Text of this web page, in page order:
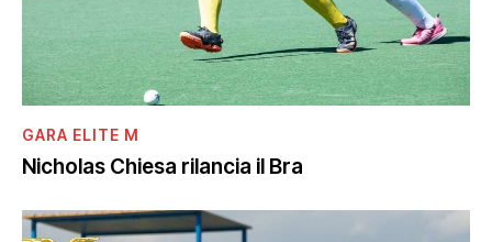
GARA ELITE M
Nicholas Chiesa rilancia il Bra